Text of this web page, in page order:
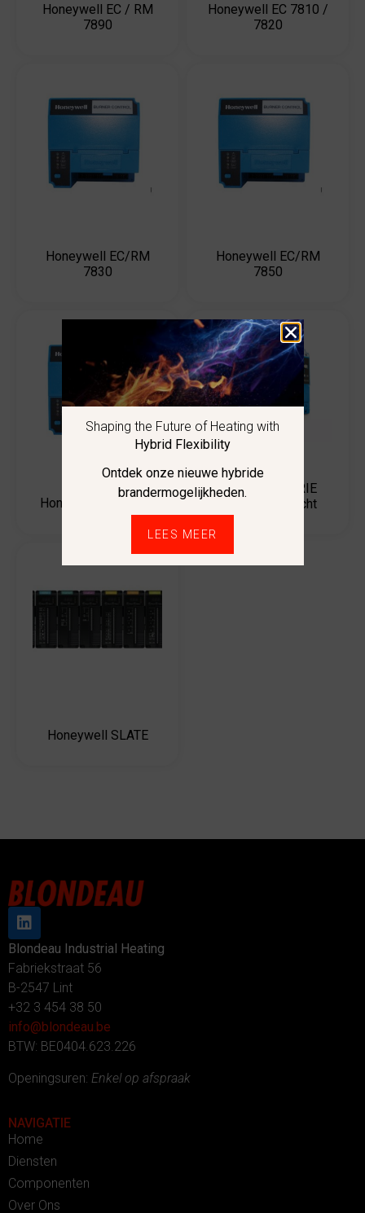
Honeywell EC / RM
7890
Honeywell EC 7810 /
7820
Honeywell EC/RM
7830
Honeywell EC/RM
7850
Honeywell RM 7840
Honeywell SERIE
7800 – Overzicht
Honeywell SLATE
Blondeau Industrial Heating
Fabriekstraat 56
B-2547 Lint
+32 3 454 38 50
info@blondeau.be
BTW: BE0404.623.226
Openingsuren: Enkel op afspraak
NAVIGATIE
Home
Diensten
Componenten
Over Ons
Shaping the Future of Heating with
Hybrid Flexibility
Ontdek onze nieuwe hybride
brandermogelijkheden.
LEES MEER